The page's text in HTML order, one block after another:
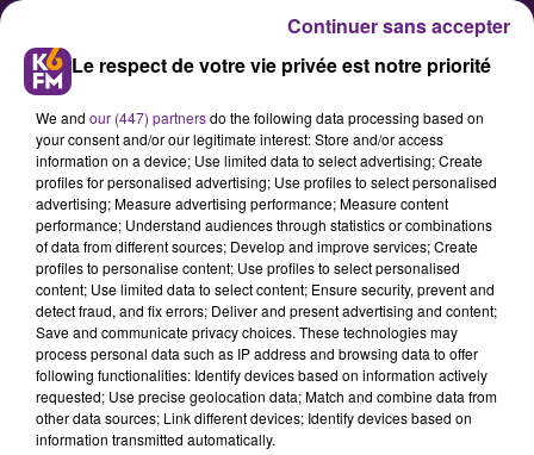
Elisabeth Borne attendue ce
vendredi à Longvic par les
syndicats
La ministre du travail sera en
déplacement ce vendredi au centre
de formation et d'apprentissage
Le respect de votre vie privée est notre priorité
We and our (447) partnersdo the following data processing based on
your consent and/or our legitimate interest: Store and/or access
information on a device; Use limited data to select advertising; Create
profiles for personalised advertising; Use profiles to select personalised
advertising; Measure advertising performance; Measure content
performance; Understand audiences through statistics or combinations
of data from different sources; Develop and improve services; Create
profiles to personalise content; Use profiles to select personalised
content; Use limited data to select content; Ensure security, prevent and
detect fraud, and fix errors; Deliver and present advertising and content;
Save and communicate privacy choices. These technologies may
process personal data such as IP address and browsing data to offer
following functionalities: Identify devices based on information actively
requested; Use precise geolocation data; Match and combine data from
other data sources; Link different devices; Identify devices based on
information transmitted automatically.
Continuer sans accepter